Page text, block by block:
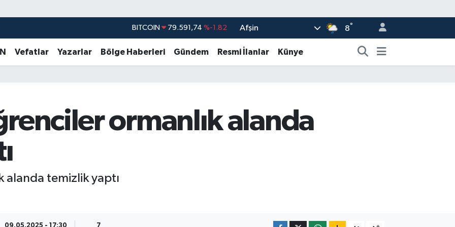
BITCOIN 79.591,74 %-1.82
EURO 53,38690 %0.19
14.598,00
Afşin 8°
Vefatlar Yazarlar Bölge Haberleri Gündem Resmi İlanlar Künye
ormanlık alanda
alanda temizlik yaptı
09.05.2025 - 17:30 7